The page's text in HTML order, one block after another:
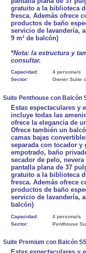
gratuito a la biblioteca
fresca. Además ofrece
productos de baño
servicio de lavandería,
9 m² de balcón)
*Nota: la estructura y
consultar.
Capacidad:
4 persona/s
Sector:
Owner Suite
Suite Penthouse con Balcón
Estas espectaculares y
incluye todas las
ofrece la elegancia de
Ofrece también un
camas bajas
separada con tocador y
empotrado, baño
secador de pelo,
pantalla plana de 37
gratuito a la biblioteca
fresca. Además ofrece
productos de baño
servicio de lavandería,
balcón)
Capacidad:
4 persona/s
Sector:
Penthouse
Suite Premium con Balcón S5